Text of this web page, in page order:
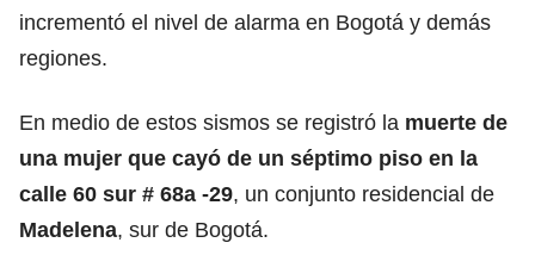
incrementó el nivel de alarma en Bogotá y demás
regiones.
En medio de estos sismos se registró la muerte de
una mujer que cayó de un séptimo piso en la
calle 60 sur # 68a -29, un conjunto residencial de
Madelena, sur de Bogotá.